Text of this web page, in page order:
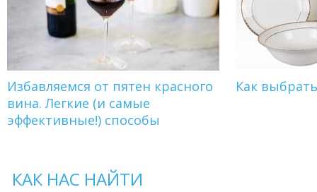
Избавляемся от пятен красного
вина. Легкие (и самые
эффективные!) способы
Как
КАК НАС НАЙТИ